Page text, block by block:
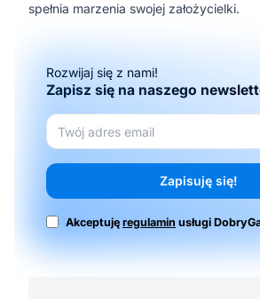
spełnia marzenia swojej założycielki.
Rozwijaj się z nami!
Zapisz się na naszego
Zapisuję się!
Akceptuję regulamin usługi